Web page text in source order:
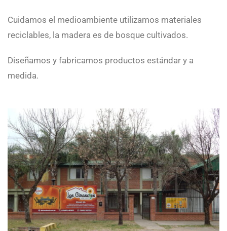
Cuidamos el medioambiente utilizamos materiales
reciclables, la madera es de bosque cultivados.
Diseñamos y fabricamos productos estándar y a
medida.